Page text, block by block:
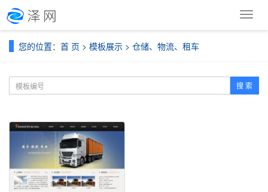
导
您的位置： 首 页 > 模板展示 > 仓储、物流、租车
搜 索